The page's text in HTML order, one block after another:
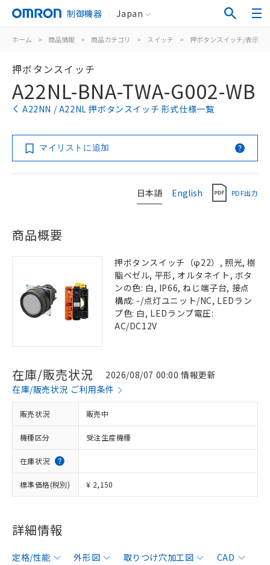
制御機器 Japan
ホーム > 商品情報 > 商品カテゴリ > スイッチ > 押ボタンスイッチ/表示灯
押ボタンスイッチ
A22NL-BNA-TWA-G002-WB
A22NN / A22NL 押ボタンスイッチ 形式仕様一覧
マイリストに追加
日本語 English PDF出力
商品概要
押ボタンスイッチ（φ22）, 照光, 樹
脂ベゼル, 平形, オルタネイト, ボタ
ンの色: 白, IP66, ねじ端子台, 接点
構成: -/点灯ユニット/NC, LEDラン
プ色: 白, LEDランプ電圧:
AC/DC12V
在庫/販売状況
2026/08/07 00:00 情報更新
在庫/販売状況 ご利用条件
販売状況 販売中
機種区分 受注生産機種
在庫状況
標準価格(税別) ¥ 2,150
詳細情報
定格/性能 外形図 取りつけ穴加工図
CAD